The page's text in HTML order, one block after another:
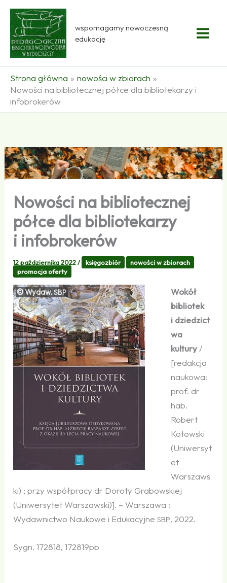
Przejdź
treści
wspomagamy nowoczesną
edukację
Strona główna
nowości w zbiorach
Nowości na bibliotecznej półce dla bibliotekarzy i
infobrokerów
Nowości na bibliotecznej
półce dla bibliotekarzy
i infobrokerów
12 października 2022/ księgozbiór
nowości w zbiorach
promocja oferty
© Wydaw.SBP
Wokół
bibliotek
i dziedzict
wa
kultury /
[redakcja
naukowa:
prof. dr
hab.
Robert
Kotowski
(Uniwersyt
et
Warszaws
ki) ; przy współpracy dr Doroty Grabowskiej
(Uniwersytet Warszawski)]. – Warszawa :
Wydawnictwo Naukowe i EdukacyjneSBP, 2022.
Sygn. 172818, 172819pb